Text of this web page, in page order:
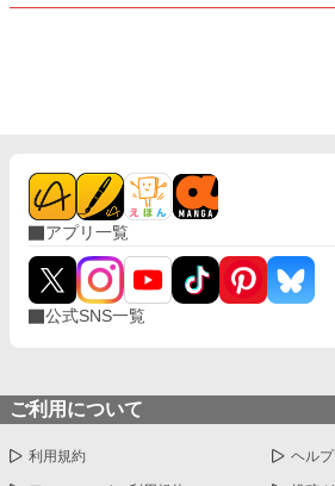
アプリ一覧
公式SNS一覧
ご利用について
利用規約 ヘルプ